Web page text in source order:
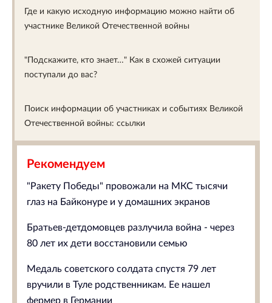
Где и какую исходную информацию можно найти об
участнике Великой Отечественной войны
"Подскажите, кто знает…" Как в схожей ситуации
поступали до вас?
Поиск информации об участниках и событиях Великой
Отечественной войны: ссылки
Рекомендуем
"Ракету Победы" провожали на МКС тысячи
глаз на Байконуре и у домашних экранов
Братьев-детдомовцев разлучила война - через
80 лет их дети восстановили семью
Медаль советского солдата спустя 79 лет
вручили в Туле родственникам. Ее нашел
фермер в Германии